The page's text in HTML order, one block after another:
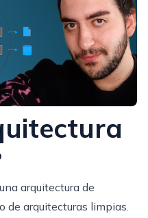
arquitectura de
de arquitecturas limpias.